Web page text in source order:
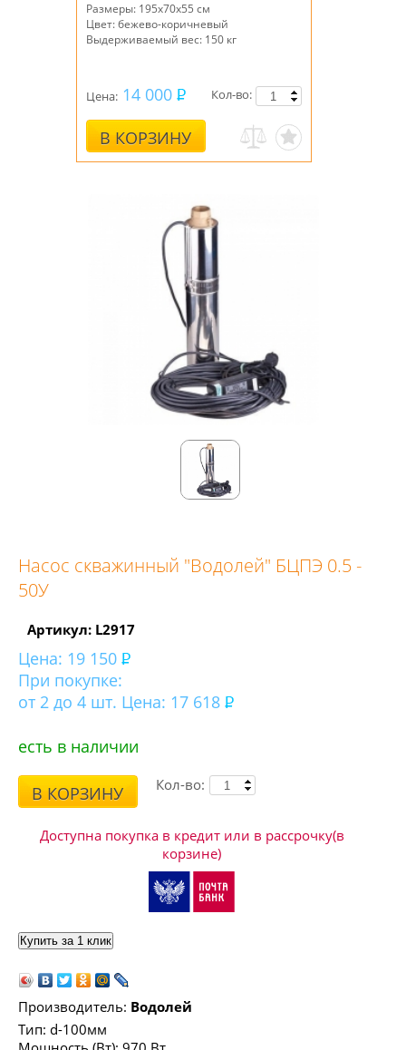
Размеры: 195х70х55 см
Цвет: бежево-коричневый
Выдерживаемый вес: 150 кг
Цена: 14 000
В КОРЗИНУ
Кол-во:
Насос скважинный "Водолей" БЦПЭ 0.5 -
50У
Артикул: L2917
Цена: 19 150
При покупке:
от 2 до 4 шт. Цена: 17 618
есть в наличии
В КОРЗИНУ Кол-во:
Доступна покупка в кредит или в рассрочку(в
корзине)
Производитель: Водолей
Тип: d-100мм